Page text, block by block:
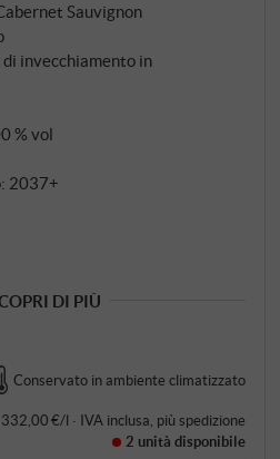
vecchio vigneto ai
è composto principalmente
di Cabernet, che ha
e altri 84 mesi in
la cantina. In totale, sono
che venisse immesso sul
Sauvignon
invecchiamento in
% vol
2037+
DI PIÙ
Conservato in ambiente climatizzato
332,00 €/l · IVA inclusa , più spedizione
2 unità disponibile